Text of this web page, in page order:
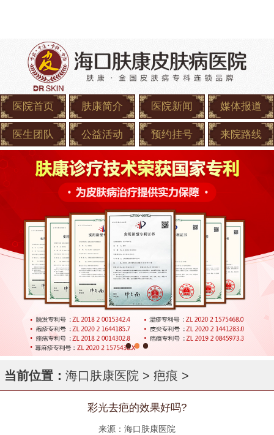
医院首页 肤康简介 医院新闻 媒体报道
医生团队 公益活动 预约挂号 来院路线
当前位置： 海口肤康医院 > 疤痕 >
彩光去疤的效果好吗?
来源：海口肤康医院